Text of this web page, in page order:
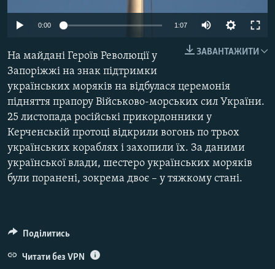
МУЛЬТИМЕДІА
ФОТО
СПЕЦПРОЄКТИ
ПОДКАСТИ
РУС
УКР
КТАТ
0:00 1:07
ЗАВАНТАЖИТИ
На майдані Героїв Революції у
Запоріжжі на знак підтримки
українських моряків на відбулася церемонія
підняття прапору Військово-морських сил України.
25 листопада російські прикордонники у
Керченській протоці відкрили вогонь по трьох
українських кораблях і захопили їх. За даними
української влади, шестеро українських моряків
були поранені, зокрема двоє – у тяжкому стані.
Поділитись
Читати без VPN